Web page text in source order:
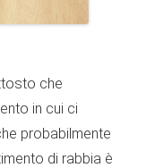
che
in cui ci
probabilmente
di rabbia è